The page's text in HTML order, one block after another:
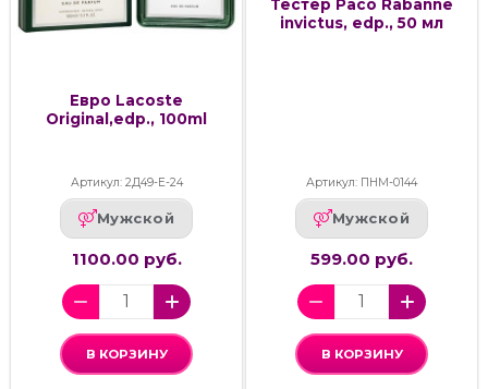
Евро Lacoste
Original,edp., 100ml
Артикул: 2Д49-Е-24
Мужской
1100.00 руб.
В КОРЗИНУ
Тестер Paco Rabanne
invictus, edp., 50 мл
Артикул: ПНМ-0144
Мужской
599.00 руб.
В КОРЗИНУ